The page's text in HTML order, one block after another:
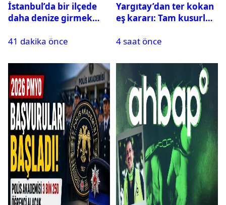
İstanbul’da bir ilçede
daha denize girmek
41 dakika önce
Yargıtay’dan ter kokan
eş kararı: Tam kusurlu
4 saat önce